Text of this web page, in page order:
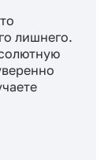
лишнего.